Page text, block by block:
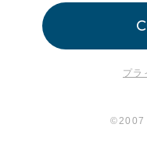
プラ
©2007